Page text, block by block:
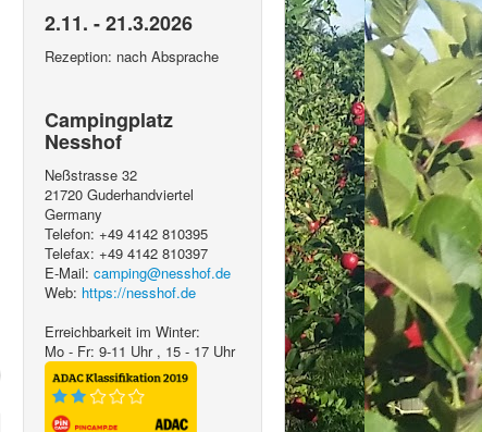
2.11. - 21.3.2026
Rezeption: nach Absprache
Campingplatz
Nesshof
Neßstrasse 32
21720 Guderhandviertel
Germany
Telefon: +49 4142 810395
Telefax: +49 4142 810397
E-Mail: camping@nesshof.de
Web: https://nesshof.de
Erreichbarkeit im Winter:
Mo - Fr: 9-11 Uhr , 15 - 17 Uhr